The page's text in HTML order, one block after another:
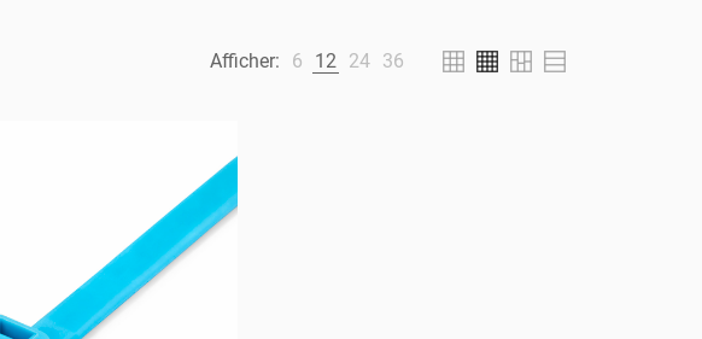
Afficher: 6 12 24 36